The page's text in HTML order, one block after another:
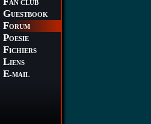
AN CLUB
GUESTBOOK
FORUM
POESIE
FICHIERS
LIENS
E-MAIL